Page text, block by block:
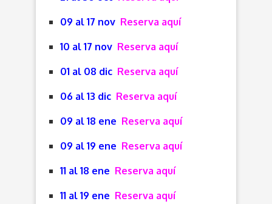
09 al 17 nov Reserva aquí
10 al 17 nov Reserva aquí
01 al 08 dic Reserva aquí
06 al 13 dic Reserva aquí
09 al 18 ene Reserva aquí
09 al 19 ene Reserva aquí
11 al 18 ene Reserva aquí
11 al 19 ene Reserva aquí